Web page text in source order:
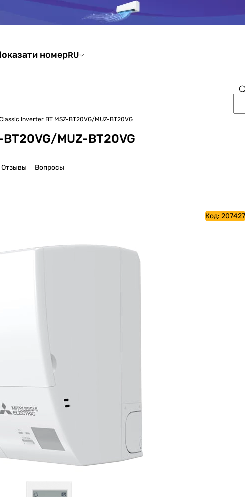
номерRU
Inverter BT MSZ-BT20VG/MUZ-BT20VG
MUZ-BT20VG
Отзывы Вопросы
Код: 207427